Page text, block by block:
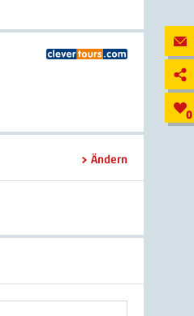
0
Ändern